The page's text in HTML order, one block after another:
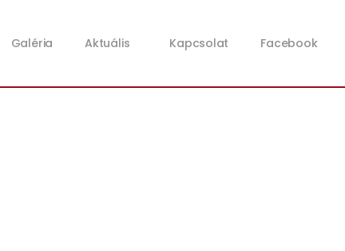
Galéria Aktuális Kapcsolat Facebook